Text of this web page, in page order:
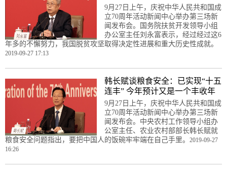
9月27日上午，庆祝中华人民共和国成
立70周年活动新闻中心举办第三场新
闻发布会。国务院扶贫开发领导小组
办公室主任刘永富表示，经过经过这6
年多的不懈努力，我国脱贫攻坚取得决定性进展和重大历史性成就。
2019-09-27 17:13
韩长赋谈粮食安全：已实现“十五
连丰” 今年预计又是一个丰收年
9月27日上午，庆祝中华人民共和国成
立70周年活动新闻中心举办第三场新
闻发布会。中央农村工作领导小组办
公室主任、农业农村部部长韩长赋就
粮食安全问题指出，要把中国人的饭碗牢牢端在自己手里。 2019-09-27
16:26